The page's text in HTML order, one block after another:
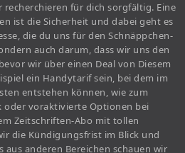
recherchieren für dich sorgfältig. Eine
ist die Sicherheit und dabei geht es
die du uns für den Schnäppchen-
auch darum, dass wir uns den
wir über einen Deal von Diesem
ein Handytarif sein, bei dem im
entstehen können, wie zum
oder voraktivierte Optionen bei
Zeitschriften-Abo mit tollen
die Kündigungsfrist im Blick und
aus anderen Bereichen schauen wir